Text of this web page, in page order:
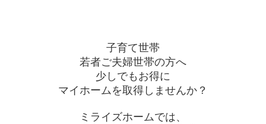
子育て世帯
若者ご夫婦世帯の方へ
少しでもお得に
マイホームを取得しませんか？
ミライズホームでは、